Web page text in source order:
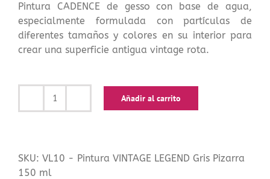
Pintura CADENCE de gesso con base de agua,
especialmente formulada con partículas de
diferentes tamaños y colores en su interior para
crear una superficie antigua vintage rota.
Pintura
Pizarra
Añadir al carrito
SKU: VL10 - Pintura VINTAGE LEGEND Gris Pizarra
150 ml